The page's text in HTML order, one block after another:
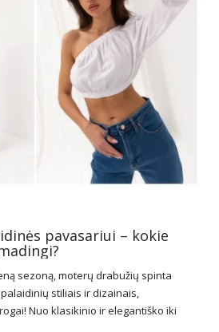
pavasariui – kokie
sezoną, moterų drabužių spinta
stiliais ir dizainais,
Nuo klasikinio ir elegantiško iki